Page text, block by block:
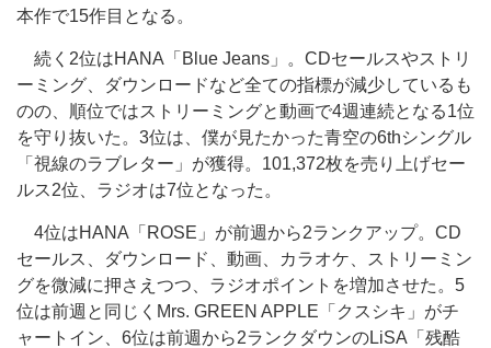
本作で15作目となる。
続く2位はHANA「Blue Jeans」。CDセールスやストリ
ーミング、ダウンロードなど全ての指標が減少しているも
のの、順位ではストリーミングと動画で4週連続となる1位
を守り抜いた。3位は、僕が見たかった青空の6thシングル
「視線のラブレター」が獲得。101,372枚を売り上げセー
ルス2位、ラジオは7位となった。
4位はHANA「ROSE」が前週から2ランクアップ。CD
セールス、ダウンロード、動画、カラオケ、ストリーミン
グを微減に押さえつつ、ラジオポイントを増加させた。5
位は前週と同じくMrs. GREEN APPLE「クスシキ」がチ
ャートイン、6位は前週から2ランクダウンのLiSA「残酷